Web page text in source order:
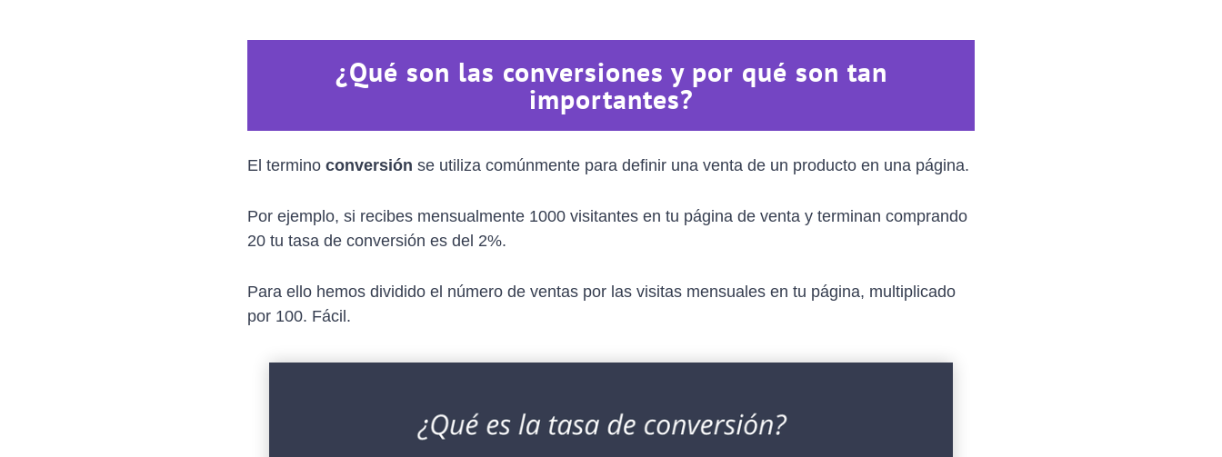
¿Qué son las conversiones y por qué son tan
importantes?
El termino conversión se utiliza comúnmente para definir una venta de un producto en una página.
Por ejemplo, si recibes mensualmente 1000 visitantes en tu página de venta y terminan comprando
20 tu tasa de conversión es del 2%.
Para ello hemos dividido el número de ventas por las visitas mensuales en tu página, multiplicado
por 100. Fácil.